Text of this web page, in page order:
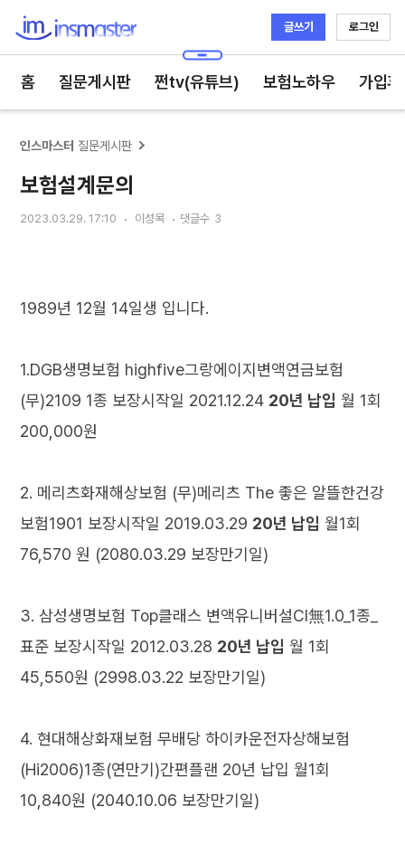
글쓰기 로그인
홈 질문게시판 쩐tv(유튜브) 보험노하우 가입
인스마스터 질문게시판
보험설계문의
2023.03.29. 17:10 이성목 댓글수 3
1989년 12월 14일생 입니다.
1.DGB생명보험 highfive그랑에이지변액연금보험
(무)2109 1종 보장시작일 2021.12.24 20년 납입 월 1회
200,000원
2. 메리츠화재해상보험 (무)메리츠 The 좋은 알뜰한건강
보험1901 보장시작일 2019.03.29 20년 납입 월1회
76,570 원 (2080.03.29 보장만기일)
3. 삼성생명보험 Top클래스 변액유니버설CI無1.0_1종_
표준 보장시작일 2012.03.28 20년 납입 월 1회
45,550원 (2998.03.22 보장만기일)
4. 현대해상화재보험 무배당 하이카운전자상해보험
(Hi2006)1종(연만기)간편플랜 20년 납입 월1회
10,840원 (2040.10.06 보장만기일)